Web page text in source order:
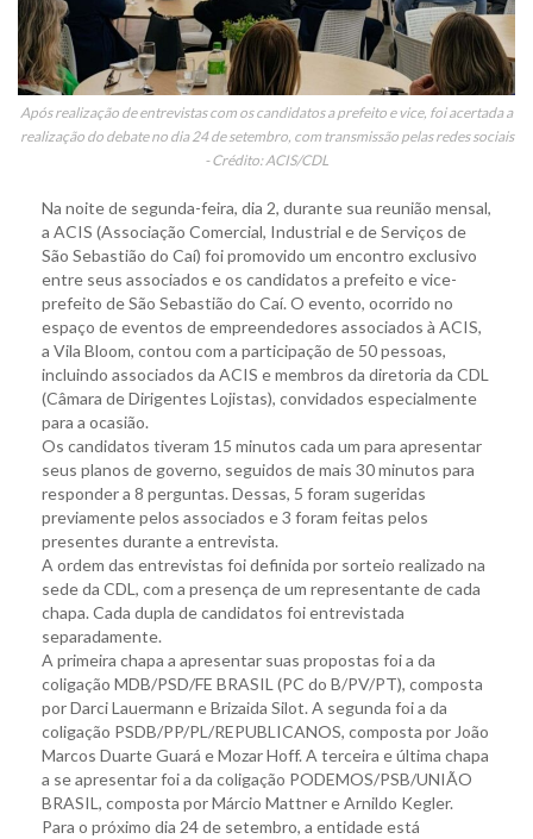
Após realização de entrevistas com os candidatos a prefeito e vice, foi acertada a
realização do debate no dia 24 de setembro, com transmissão pelas redes sociais
- Crédito: ACIS/CDL
Na noite de segunda-feira, dia 2, durante sua reunião mensal,
a ACIS (Associação Comercial, Industrial e de Serviços de
São Sebastião do Caí) foi promovido um encontro exclusivo
entre seus associados e os candidatos a prefeito e vice-
prefeito de São Sebastião do Caí. O evento, ocorrido no
espaço de eventos de empreendedores associados à ACIS,
a Vila Bloom, contou com a participação de 50 pessoas,
incluindo associados da ACIS e membros da diretoria da CDL
(Câmara de Dirigentes Lojistas), convidados especialmente
para a ocasião.
Os candidatos tiveram 15 minutos cada um para apresentar
seus planos de governo, seguidos de mais 30 minutos para
responder a 8 perguntas. Dessas, 5 foram sugeridas
previamente pelos associados e 3 foram feitas pelos
presentes durante a entrevista.
A ordem das entrevistas foi definida por sorteio realizado na
sede da CDL, com a presença de um representante de cada
chapa. Cada dupla de candidatos foi entrevistada
separadamente.
A primeira chapa a apresentar suas propostas foi a da
coligação MDB/PSD/FE BRASIL (PC do B/PV/PT), composta
por Darci Lauermann e Brizaida Silot. A segunda foi a da
coligação PSDB/PP/PL/REPUBLICANOS, composta por João
Marcos Duarte Guará e Mozar Hoff. A terceira e última chapa
a se apresentar foi a da coligação PODEMOS/PSB/UNIÃO
BRASIL, composta por Márcio Mattner e Arnildo Kegler.
Para o próximo dia 24 de setembro, a entidade está